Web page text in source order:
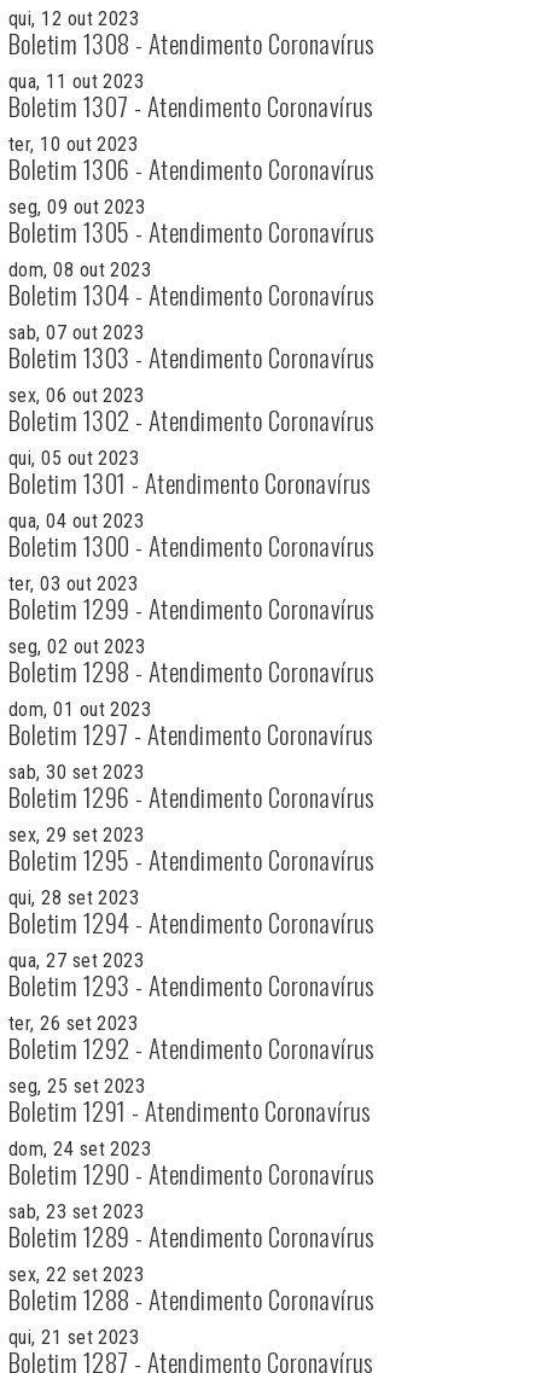
qui, 12 out 2023
Boletim 1308 - Atendimento Coronavírus
qua, 11 out 2023
Boletim 1307 - Atendimento Coronavírus
ter, 10 out 2023
Boletim 1306 - Atendimento Coronavírus
seg, 09 out 2023
Boletim 1305 - Atendimento Coronavírus
dom, 08 out 2023
Boletim 1304 - Atendimento Coronavírus
sab, 07 out 2023
Boletim 1303 - Atendimento Coronavírus
sex, 06 out 2023
Boletim 1302 - Atendimento Coronavírus
qui, 05 out 2023
Boletim 1301 - Atendimento Coronavírus
qua, 04 out 2023
Boletim 1300 - Atendimento Coronavírus
ter, 03 out 2023
Boletim 1299 - Atendimento Coronavírus
seg, 02 out 2023
Boletim 1298 - Atendimento Coronavírus
dom, 01 out 2023
Boletim 1297 - Atendimento Coronavírus
sab, 30 set 2023
Boletim 1296 - Atendimento Coronavírus
sex, 29 set 2023
Boletim 1295 - Atendimento Coronavírus
qui, 28 set 2023
Boletim 1294 - Atendimento Coronavírus
qua, 27 set 2023
Boletim 1293 - Atendimento Coronavírus
ter, 26 set 2023
Boletim 1292 - Atendimento Coronavírus
seg, 25 set 2023
Boletim 1291 - Atendimento Coronavírus
dom, 24 set 2023
Boletim 1290 - Atendimento Coronavírus
sab, 23 set 2023
Boletim 1289 - Atendimento Coronavírus
sex, 22 set 2023
Boletim 1288 - Atendimento Coronavírus
qui, 21 set 2023
Boletim 1287 - Atendimento Coronavírus